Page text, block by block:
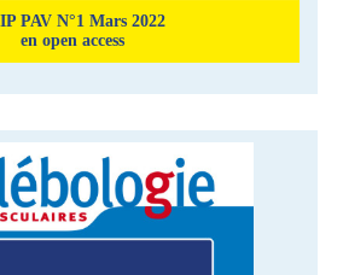
PAV N°1 Mars 2022
en open access